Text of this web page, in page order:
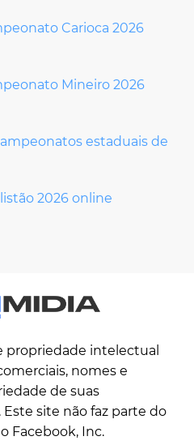
Carioca 2026
Mineiro 2026
estaduais de
2026 online
propriedade intelectual
nomes e
de suas
site não faz parte do
Facebook, Inc.